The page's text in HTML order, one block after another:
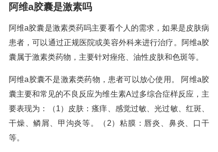
阿维a胶囊是激素吗
阿维a胶囊是激素类药吗主要看个人的需求，如果是皮肤病
患者，可以通过正规医院或美容外科来进行治疗。阿维a胶
囊属于激素类药物，主要针对痤疮、油性皮肤和色斑等。
阿维a胶囊不是激素类药物，患者可以放心使用。 阿维a胶
囊主要和常见的不良反应为维生素A过多综合症样反应，主
要表现为：（1）皮肤：瘙痒、感觉过敏、光过敏、红斑、
干燥、鳞屑、甲沟炎等。（2）粘膜：唇炎、鼻炎、口干
等。